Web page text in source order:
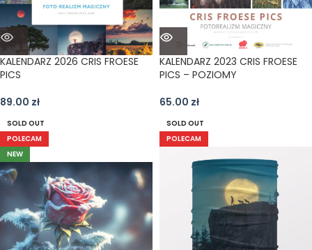
KALENDARZ 2026 CRIS FROESE
PICS
89.00 zł
KALENDARZ 2023 CRIS FROESE
PICS – POZIOMY
65.00 zł
SOLD OUT
POLECAM
NEW
SOLD OUT
POLECAM